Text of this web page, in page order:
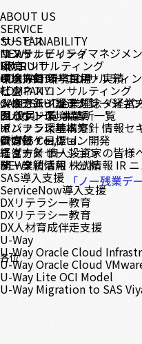
ABOUT US
SERVICE
サービス
コンサルティング
DX コンサルティング
テクノロジーコンサルティ
ビジネスコンサルティング
システムインテグレーショ
クラウド環境構築
インフラ環境構築
アプリケーション開発
モダナイゼーション
データ利活用・分析
SAS導入支援
ServiceNow導入支援
DXリテラシー教育
DXリテラシー教育
DX人材育成伴走支援
U-Way
U-Way Oracle Cloud
U-Way Oracle Cloud
U-Way Lite OCI Model
U-Way Migration to SAS
SUSTAINABILITY
サステナビリティマネジメ
環境
環境方針環境目標・実績
社会
人権方針・調達方針ダイバ
ガバナンス
ガバナンス基本方針情報セ
質方針・目標
NEWS
RECRUIT
中途採用新卒採用
CONTACT
COMPANY
メッセージ企業理念・経営
図役員一覧事業所一覧
CASE STUDY
BLOG
IR
IR情報
経営方針個人投資家の皆様
務・業績情報 株式情報 IR
© CNS Co., Ltd.
ニュース
NEWS
「ノー残業デ
各位